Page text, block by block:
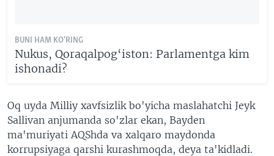
BUNI HAM KO'RING
Nukus, Qoraqalpog‘iston: Parlamentga kim
ishonadi?
Oq uyda Milliy xavfsizlik bo'yicha maslahatchi Jeyk
Sallivan anjumanda so'zlar ekan, Bayden
ma'muriyati AQShda va xalqaro maydonda
korrupsiyaga qarshi kurashmoqda, deya ta'kidladi.